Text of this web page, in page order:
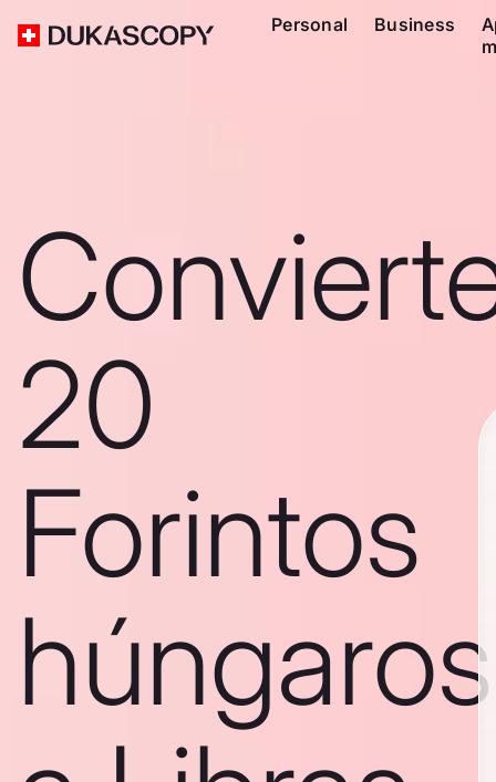
Personal Business
20
Forintos
húngaros